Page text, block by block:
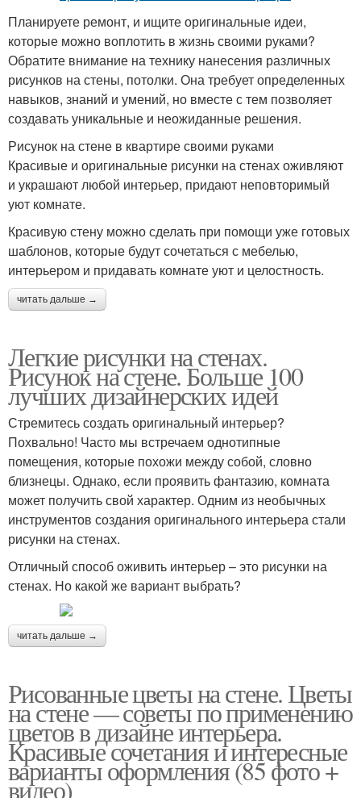
Планируете ремонт, и ищите оригинальные идеи,
которые можно воплотить в жизнь своими руками?
Обратите внимание на технику нанесения различных
рисунков на стены, потолки. Она требует определенных
навыков, знаний и умений, но вместе с тем позволяет
создавать уникальные и неожиданные решения.
Рисунок на стене в квартире своими руками
Красивые и оригинальные рисунки на стенах оживляют
и украшают любой интерьер, придают неповторимый
уют комнате.
Красивую стену можно сделать при помощи уже готовых
шаблонов, которые будут сочетаться с мебелью,
интерьером и придавать комнате уют и целостность.
читать дальше →
Легкие рисунки на стенах.
Рисунок на стене. Больше 100
лучших дизайнерских идей
Стремитесь создать оригинальный интерьер?
Похвально! Часто мы встречаем однотипные
помещения, которые похожи между собой, словно
близнецы. Однако, если проявить фантазию, комната
может получить свой характер. Одним из необычных
инструментов создания оригинального интерьера стали
рисунки на стенах.
Отличный способ оживить интерьер – это рисунки на
стенах. Но какой же вариант выбрать?
читать дальше →
Рисованные цветы на стене. Цветы
на стене — советы по применению
цветов в дизайне интерьера.
Красивые сочетания и интересные
варианты оформления (85 фото +
видео)